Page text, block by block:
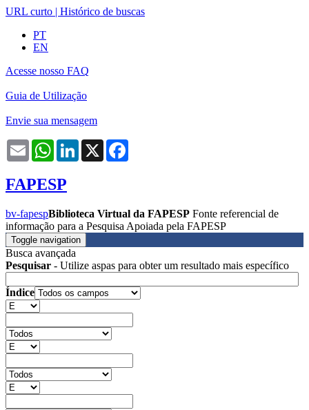
URL curto | Histórico de buscas
PT
EN
Acesse nosso FAQ
Guia de Utilização
Envie sua mensagem
Email WhatsAppLinkedIn
X
FAPESP
bv-fapespBiblioteca Virtual da FAPESP Fonte referencial de
informação para a Pesquisa Apoiada pela FAPESP
Toggle navigation
Busca avançada
Pesquisar - Utilize aspas para obter um resultado mais específico
Índice